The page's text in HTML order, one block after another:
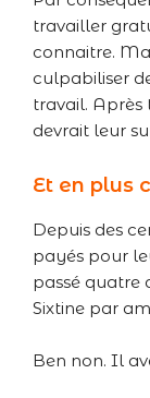
travailler
connaitre.
culpabiliser
travail. Après
devrait leur
Et en plus
Depuis des
payés pour
passé quatre
Sixtine par
Ben non. Il